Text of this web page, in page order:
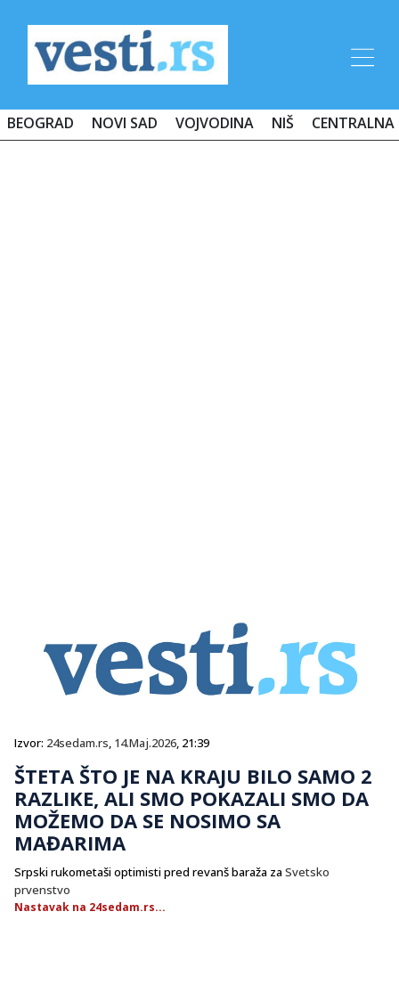
BEOGRAD NOVI SAD VOJVODINA NIŠ CENTRALNA
Izvor: 24sedam.rs, 14.Maj.2026, 21:39
ŠTETA ŠTO JE NA KRAJU BILO SAMO 2
RAZLIKE, ALI SMO POKAZALI SMO DA
MOŽEMO DA SE NOSIMO SA
MAĐARIMA
Srpski rukometaši optimisti pred revanš baraža za Svetsko
prvenstvo
Nastavak na 24sedam.rs...